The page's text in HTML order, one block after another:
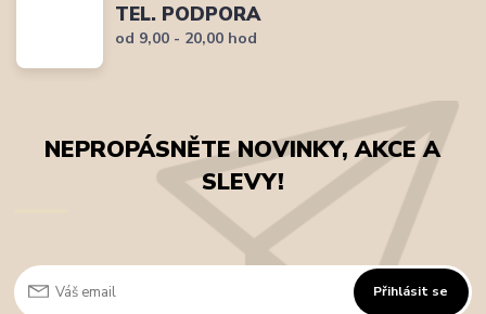
TEL. PODPORA
od 9,00 - 20,00 hod
NEPROPÁSNĚTE NOVINKY, AKCE A
SLEVY!
Přihlásit se